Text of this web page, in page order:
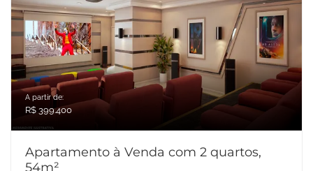
A partir de:
R$ 399.400
Apartamento à Venda com 2 quartos,
54m²